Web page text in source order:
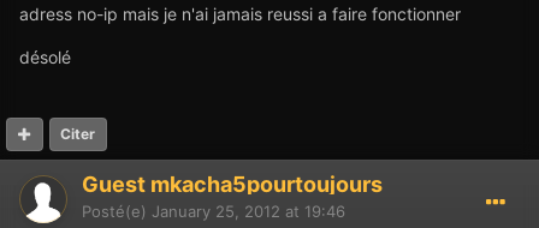
adress no-ip mais je n'ai jamais reussi a faire fonctionner
désolé
Citer
Guest mkacha5pourtoujours
Posté(e) January 25, 2012 at 19:46